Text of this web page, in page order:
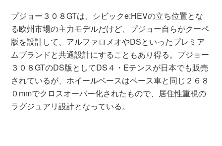
プジョー３０８GTは、シビックe:HEVの立ち位置とな
る欧州市場の主力モデルだけど、プジョー自らがクーペ
版を設計して、アルファロメオやDSといったプレミア
ムブランドと共通設計にすることもあり得る。プジョー
３０８GTのDS版としてDS４・Eテンスが日本でも販売
されているが、ホイールベースはベース車と同じ２６８
０mmでクロスオーバー化されたもので、居住性重視の
ラグジュアリ設計となっている。